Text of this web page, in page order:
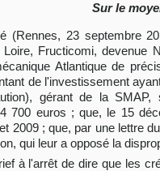
Sur le
(Rennes, 23 septembre
Fructicomi, devenue
Atlantique de
de l'investissement
gérant de la SMAP,
700 euros ; que, le 15
2009 ; que, par une lettre
qui leur a opposé la
à l'arrêt de dire que les